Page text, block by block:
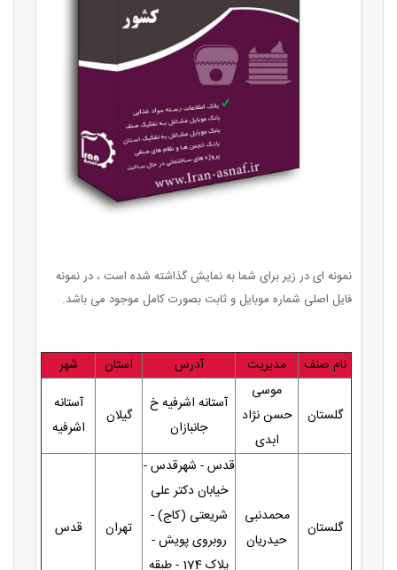
نمونه ای در زیر برای شما به نمایش گذاشته شده است ، در نمونه
فایل اصلی شماره موبایل و ثابت بصورت کامل موجود می باشد.
نام صنف مدیریت آدرس استان شهر
گلستان
موسی
حسن نژاد
ابدی
آستانه اشرفیه خ
جانبازان
گیلان
آستانه
اشرفیه
گلستان
محمدنبی
حیدریان
قدس - شهرقدس -
خیابان دکتر علی
شریعتی (کاج) -
روبروی پویش -
پلاک 174 - طبقه
تهران قدس